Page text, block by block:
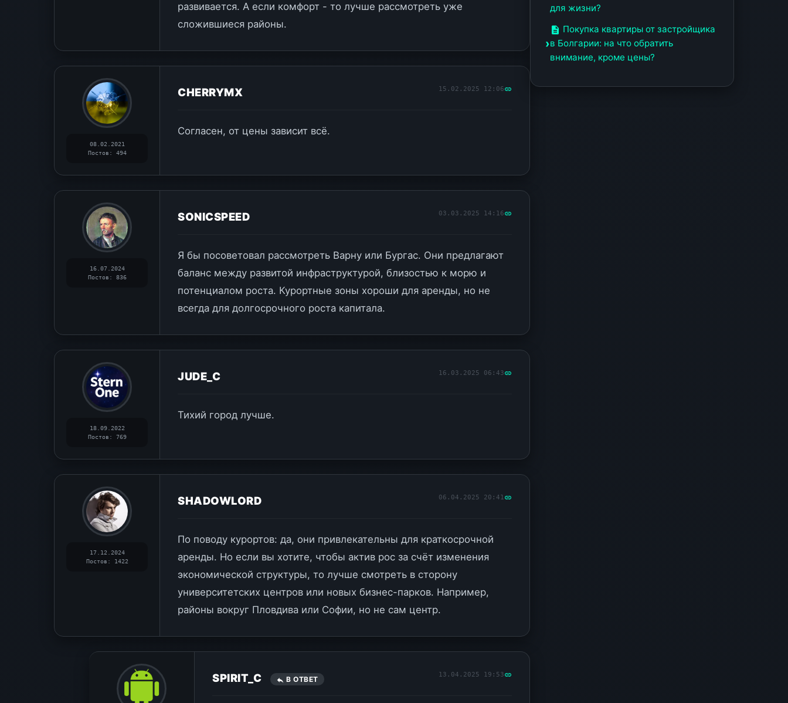
развивается. А если комфорт - то лучше рассмотреть уже
сложившиеся районы.
08.02.2021
Постов: 494
CHERRYMX 15.02.2025 12:06
Согласен, от цены зависит всё.
16.07.2024
Постов: 836
SONICSPEED 03.03.2025 14:16
Я бы посоветовал рассмотреть Варну или Бургас. Они предлагают
баланс между развитой инфраструктурой, близостью к морю и
потенциалом роста. Курортные зоны хороши для аренды, но не
всегда для долгосрочного роста капитала.
18.09.2022
Постов: 769
JUDE_C 16.03.2025 06:43
Тихий город лучше.
17.12.2024
Постов: 1422
SHADOWLORD 06.04.2025 20:41
По поводу курортов: да, они привлекательны для краткосрочной
аренды. Но если вы хотите, чтобы актив рос за счёт изменения
экономической структуры, то лучше смотреть в сторону
университетских центров или новых бизнес-парков. Например,
районы вокруг Пловдива или Софии, но не сам центр.
SPIRIT_C В ОТВЕТ
13.04.2025 19:53
для жизни?
Покупка квартиры от застройщика
в Болгарии: на что обратить
внимание, кроме цены?